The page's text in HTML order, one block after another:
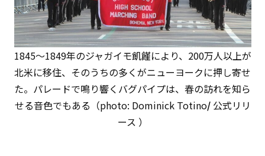
1845〜1849年のジャガイモ飢饉により、200万人以上が
北米に移住、そのうちの多くがニューヨークに押し寄せ
た。パレードで鳴り響くバグパイプは、春の訪れを知ら
せる音色でもある（photo: Dominick Totino/ 公式リリ
ース ）